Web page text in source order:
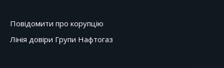
Повідомити про корупцію
Лінія довіри Групи Нафтогаз